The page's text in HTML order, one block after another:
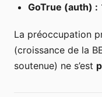
GoTrue (auth) :
La préoccupation
(croissance de la
soutenue) ne s’est